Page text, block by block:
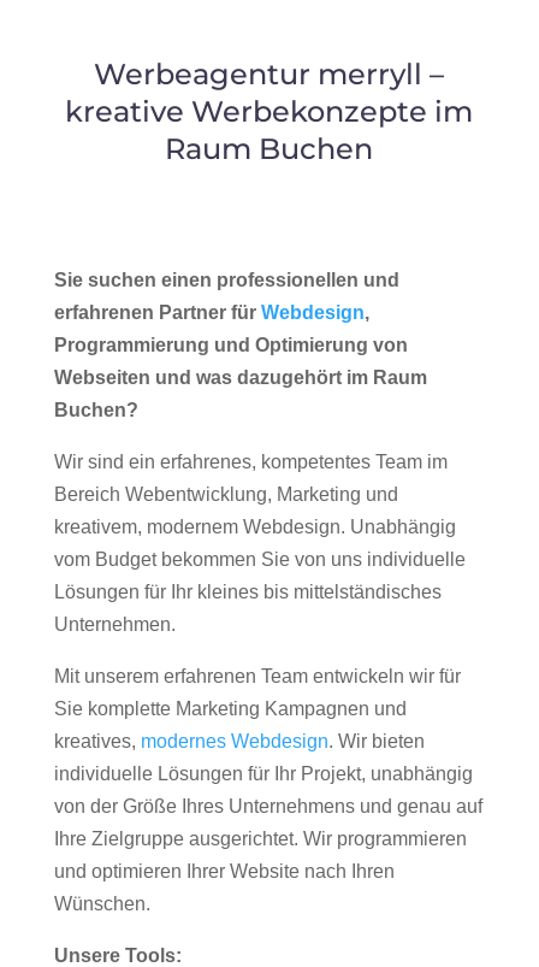
Werbeagentur merryll –
kreative Werbekonzepte im
Raum Buchen
Sie suchen einen professionellen und
erfahrenen Partner für Webdesign,
Programmierung und Optimierung von
Webseiten und was dazugehört im Raum
Buchen?
Wir sind ein erfahrenes, kompetentes Team im
Bereich Webentwicklung, Marketing und
kreativem, modernem Webdesign. Unabhängig
vom Budget bekommen Sie von uns individuelle
Lösungen für Ihr kleines bis mittelständisches
Unternehmen.
Mit unserem erfahrenen Team entwickeln wir für
Sie komplette Marketing Kampagnen und
kreatives, modernes Webdesign. Wir bieten
individuelle Lösungen für Ihr Projekt, unabhängig
von der Größe Ihres Unternehmens und genau auf
Ihre Zielgruppe ausgerichtet. Wir programmieren
und optimieren Ihrer Website nach Ihren
Wünschen.
Unsere Tools: